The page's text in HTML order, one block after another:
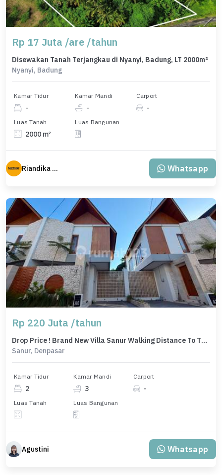
Rp 17 Juta /are /tahun
Disewakan Tanah Terjangkau di Nyanyi, Badung, LT 2000m²
Nyanyi, Badung
Kamar Tidur
-
Kamar Mandi
-
Carport
-
Luas Tanah
2000 m²
Luas Bangunan
Riandika Sentosa Whatsapp
Rp 220 Juta /tahun
Drop Price ! Brand New Villa Sanur Walking Distance To The Beach
Sanur, Denpasar
Kamar Tidur
2
Kamar Mandi
3
Carport
-
Luas Tanah Luas Bangunan
Agustini Whatsapp